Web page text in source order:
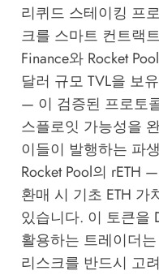
리퀴드 스테이킹 프
크를 스마트 컨트랙
Finance와 Rocket
달러 규모 TVL을 보
— 이 검증된 프로토
스플로잇 가능성을
이들이 발행하는 파
Rocket Pool의 rETH
환매 시 기초 ETH
있습니다. 이 토큰을
활용하는 트레이더
리스크를 반드시 고